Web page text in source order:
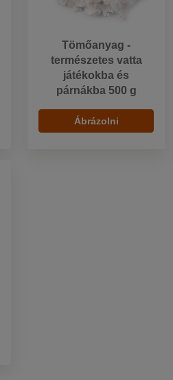
Tömőanyag -
természetes vatta
játékokba és
párnákba 500 g
Ábrázolni